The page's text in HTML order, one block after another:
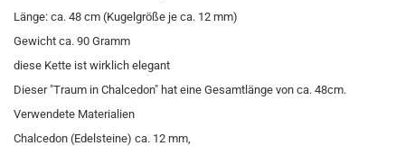
Länge: ca. 48 cm (Kugelgröße je ca. 12 mm)
Gewicht ca. 90 Gramm
diese Kette ist wirklich elegant
Dieser "Traum in Chalcedon" hat eine Gesamtlänge von ca. 48cm.
Verwendete Materialien
Chalcedon (Edelsteine) ca. 12 mm,